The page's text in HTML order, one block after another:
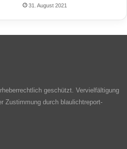
31. August 2021
geschützt. Vervielfältigung
Zustimmung durch blaulichtreport-